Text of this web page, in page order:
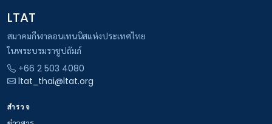
LTAT
สมาคมกีฬาลอนเทนนิสแห่งประเทศไทย
ในพระบรมราชูปถัมภ์
+66 2 503 4080
ltat_thai@ltat.org
สำรวจ